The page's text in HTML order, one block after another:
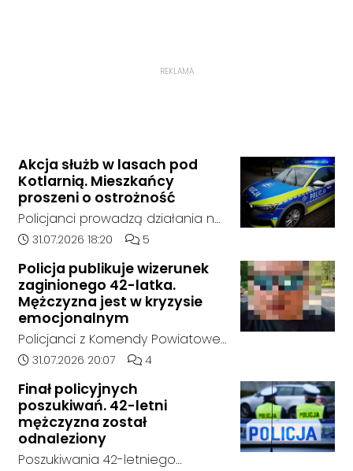
REKLAMA
Akcja służb w lasach pod
Kotlarnią. Mieszkańcy
proszeni o ostrożność
Policjanci prowadzą działania na
terenie kompleksów leśnych w
nam się ustalić, funkcjonariusze
poszukują mężczyzny, który może
posiadać niebezpieczne
narzędzie, nieoficjalnie broń i
stanowić zagrożenie dla osób
postronnych.
Data dodania artykułu:
31.07.2026 18:20 Liczba komentarzy artykułu:
5
Policja publikuje wizerunek
zaginionego 42-latka.
Mężczyzna jest w kryzysie
emocjonalnym
Policjanci z Komendy Powiatowej
Policji w Kędzierzynie-Koźlu
który jest w kryzysie
emocjonalnym i może chcieć
targnąć się na swoje życie.
Ostatni raz był widziany 31 lipca
Data dodania artykułu:
31.07.2026 20:07 Liczba komentarzy artykułu:
4
Finał policyjnych
poszukiwań. 42-letni
mężczyzna został
odnaleziony
Poszukiwania 42-letniego